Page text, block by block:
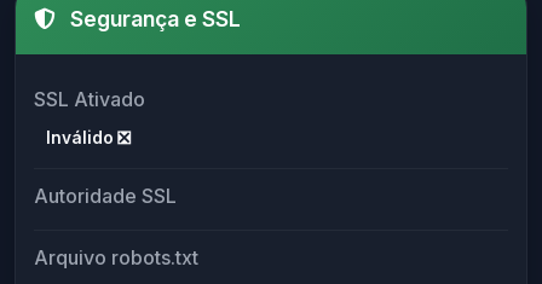
Segurança e SSL
SSL Ativado
Inválido ❎
Autoridade SSL
Arquivo robots.txt